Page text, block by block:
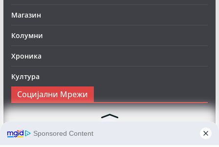
Магазин
Колумни
Хроника
Култура
Социјални Мрежи